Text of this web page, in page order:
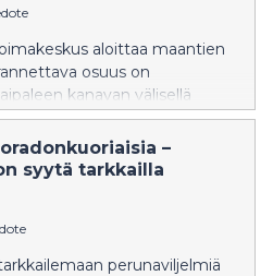
Kaakkois-Suomen
14,9 %. Etelä-Karjalassa
Kymenlaaksossa 14,4 % ja
Koko maan työttömyysaste
työpaikkoja ilmoitettiin
on 189 uutta avointa
vuosi sitten.
aloittaa maantien
osuus on
kanavan välisellä
matkalla. Työt käynnistyvät
–
syytä tarkkailla
perunaviljelmiä